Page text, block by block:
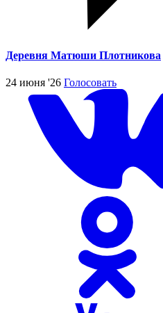
Деревня Матюши Плотникова
24 июня '26 Голосовать